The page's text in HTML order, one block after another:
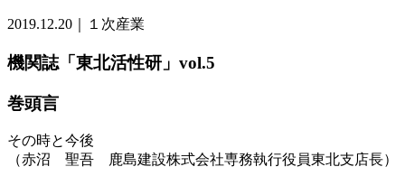
2019.12.20｜１次産業
機関誌「東北活性研」vol.5
巻頭言
その時と今後
（赤沼 聖吾 鹿島建設株式会社専務執行役員東北支店長）